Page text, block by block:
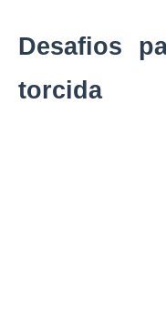
Desafios
torcida